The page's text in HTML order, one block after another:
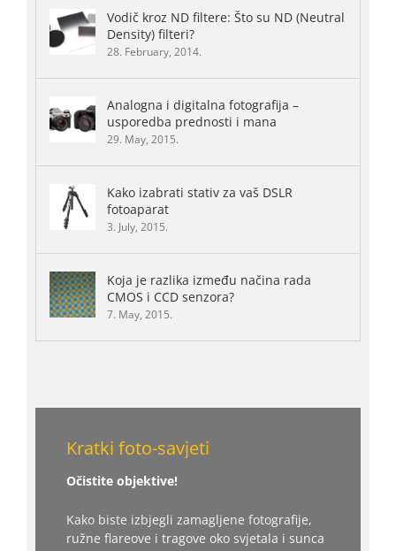
Vodič kroz ND filtere: Što su ND (Neutral
Density) filteri?
28. February, 2014.
Analogna i digitalna fotografija –
usporedba prednosti i mana
29. May, 2015.
Kako izabrati stativ za vaš DSLR
fotoaparat
3. July, 2015.
Koja je razlika između načina rada
CMOS i CCD senzora?
7. May, 2015.
Kratki foto-savjeti
Očistite objektive!
Kako biste izbjegli zamagljene fotografije,
ružne flareove i tragove oko svjetala i sunca